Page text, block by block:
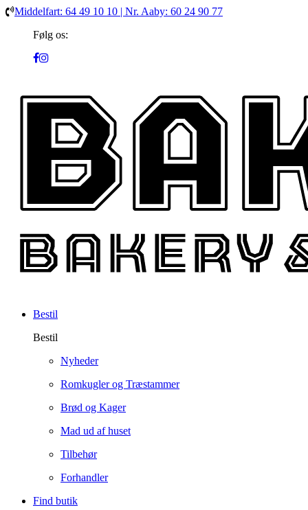
Middelfart: 64 49 10 10 | Nr. Aaby: 60 24 90 77
Følg os:
Bestil
Bestil
Nyheder
Romkugler og Træstammer
Brød og Kager
Mad ud af huset
Tilbehør
Forhandler
Find butik